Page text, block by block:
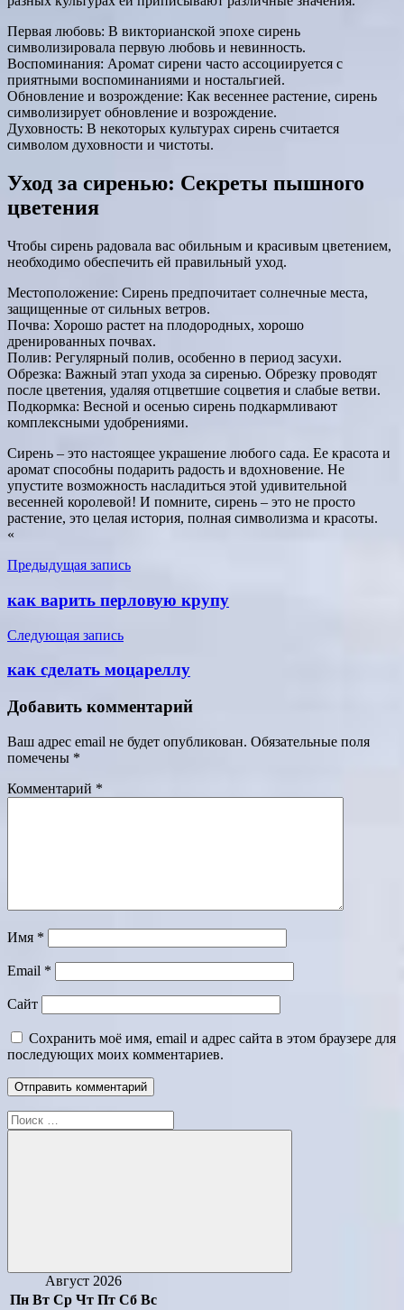
Первая любовь: В викторианской эпохе сирень
символизировала первую любовь и невинность.
Воспоминания: Аромат сирени часто ассоциируется с
приятными воспоминаниями и ностальгией.
Обновление и возрождение: Как весеннее растение, сирень
символизирует обновление и возрождение.
Духовность: В некоторых культурах сирень считается
символом духовности и чистоты.
Уход за сиренью: Секреты пышного
цветения
Чтобы сирень радовала вас обильным и красивым цветением,
необходимо обеспечить ей правильный уход.
Местоположение: Сирень предпочитает солнечные места,
защищенные от сильных ветров.
Почва: Хорошо растет на плодородных, хорошо
дренированных почвах.
Полив: Регулярный полив, особенно в период засухи.
Обрезка: Важный этап ухода за сиренью. Обрезку проводят
после цветения, удаляя отцветшие соцветия и слабые ветви.
Подкормка: Весной и осенью сирень подкармливают
комплексными удобрениями.
Сирень – это настоящее украшение любого сада. Ее красота и
аромат способны подарить радость и вдохновение. Не
упустите возможность насладиться этой удивительной
весенней королевой! И помните, сирень – это не просто
растение, это целая история, полная символизма и красоты.
«
Навигация
по
записям
Предыдущая запись
как варить перловую крупу
Следующая запись
как сделать моцареллу
Добавить комментарий
Ваш адрес email не будет опубликован. Обязательные поля
помечены *
Комментарий *
Имя *
Email *
Сайт
Сохранить моё имя, email и адрес сайта в этом браузере для
последующих моих комментариев.
Поиск
для:
Поиск
Август 2026
Пн Вт Ср Чт Пт Сб Вс